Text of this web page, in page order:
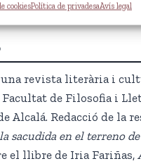
cookiesPolítica de privadesaAvís legal
una revista literària i
de Filosofia i
Alcalá. Redacció de la
sacudida en el terreno
el llibre de Iria Fariñas,